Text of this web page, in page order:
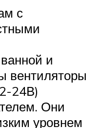
с
и
вентиляторы
24В)
Они
уровнем